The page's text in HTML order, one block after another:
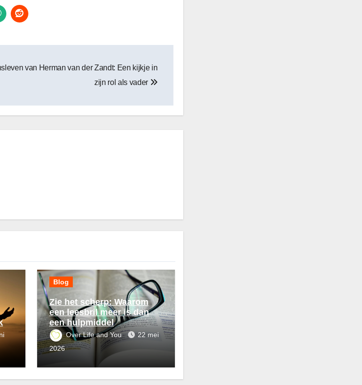
van Herman van der Zandt: Een kijkje in
zijn rol als vader
Blog
Zie het scherp: Waarom
een leesbril meer is dan
een hulpmiddel
Over Life and You
22 mei
2026